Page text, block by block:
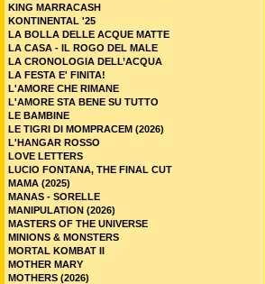
KING MARRACASH
KONTINENTAL '25
LA BOLLA DELLE ACQUE MATTE
LA CASA - IL ROGO DEL MALE
LA CRONOLOGIA DELL’ACQUA
LA FESTA E' FINITA!
L'AMORE CHE RIMANE
L'AMORE STA BENE SU TUTTO
LE BAMBINE
LE TIGRI DI MOMPRACEM (2026)
L'HANGAR ROSSO
LOVE LETTERS
LUCIO FONTANA, THE FINAL CUT
MAMA (2025)
MANAS - SORELLE
MANIPULATION (2026)
MASTERS OF THE UNIVERSE
MINIONS & MONSTERS
MORTAL KOMBAT II
MOTHER MARY
MOTHERS (2026)